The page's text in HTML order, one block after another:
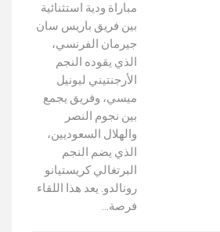
مباراة ودية استثنائية
بين فريق باريس سان
جيرمان الفرنسي،
الذي يقوده النجم
الأرجنتيني ليونيل
ميسي، وفريق يجمع
بين نجوم النصر
والهلال السعوديين،
الذي يضم النجم
البرتغالي كريستيانو
رونالدو. يعد هذا اللقاء
فرصة…